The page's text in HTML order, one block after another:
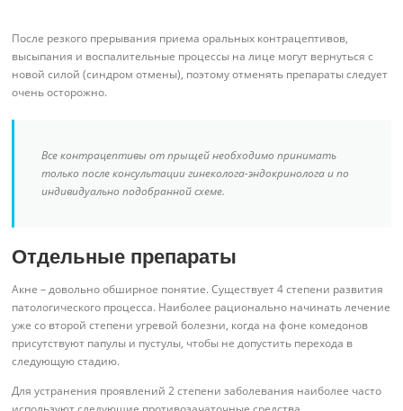
После резкого прерывания приема оральных контрацептивов,
высыпания и воспалительные процессы на лице могут вернуться с
новой силой (синдром отмены), поэтому отменять препараты следует
очень осторожно.
Все контрацептивы от прыщей необходимо принимать
только после консультации гинеколога-эндокринолога и по
индивидуально подобранной схеме.
Отдельные препараты
Акне – довольно обширное понятие. Существует 4 степени развития
патологического процесса. Наиболее рационально начинать лечение
уже со второй степени угревой болезни, когда на фоне комедонов
присутствуют папулы и пустулы, чтобы не допустить перехода в
следующую стадию.
Для устранения проявлений 2 степени заболевания наиболее часто